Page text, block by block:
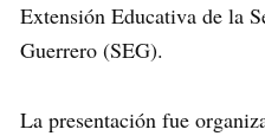
Extensión Educativa de la
Guerrero (SEG).
La presentación fue